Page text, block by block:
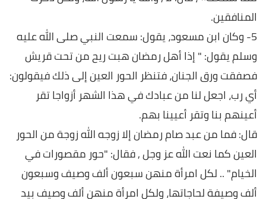
المنافقين.
5- وكان ابن مسعود، يقول: سمعت النبي صلى الله عليه
وسلم يقول: " إذا أهل رمضان هبت ريح من تحت قريش
فصفقت ورق الجنان، فتنظر الحور العين إلى ذلك فيقولون:
أي رب، اجعل لنا من عبادك في هذا الشهر أزواجا تقر
أعينهم بنا وتقر أعيينا بهم.
قال: فما من عبد صام رمضان إلا زوجه الله زوجة من الحور
العين كما نعت الله عز وجل , فقال: "حور مقصورات في
الخيام" .. لكل امرأة منهن سبعون ألف وصيف وسبعون
ألف وصيفة لحاجاتها، ولكل امرأة منهن ألف وصيف بيد